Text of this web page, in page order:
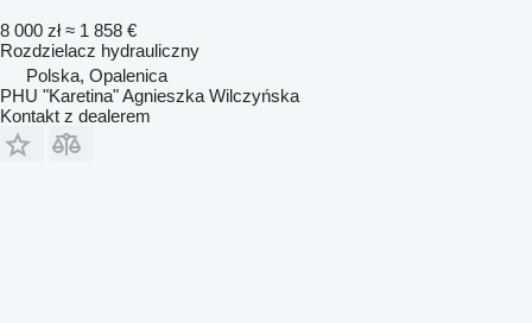
8 000 zł ≈ 1 858 €
Rozdzielacz hydrauliczny
Polska, Opalenica
PHU "Karetina" Agnieszka Wilczyńska
Kontakt z dealerem